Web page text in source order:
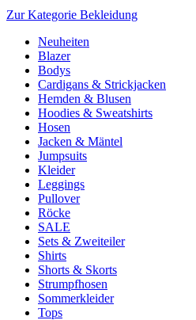
Zur Kategorie Bekleidung
Neuheiten
Blazer
Bodys
Cardigans & Strickjacken
Hemden & Blusen
Hoodies & Sweatshirts
Hosen
Jacken & Mäntel
Jumpsuits
Kleider
Leggings
Pullover
Röcke
SALE
Sets & Zweiteiler
Shirts
Shorts & Skorts
Strumpfhosen
Sommerkleider
Tops